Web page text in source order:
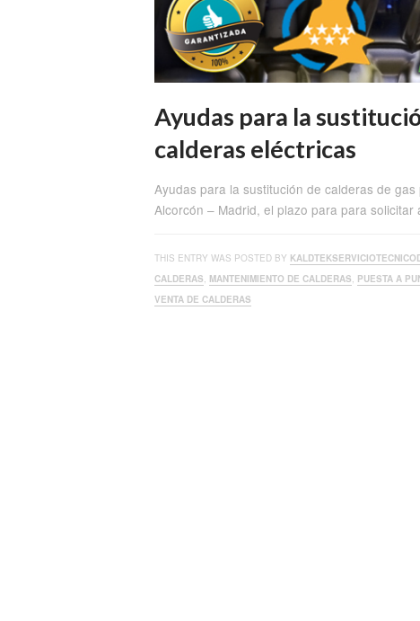
Ayudas para la
calderas eléctricas
Ayudas para la sustitución de calderas de
Alcorcón – Madrid, el plazo para para
THIS ENTRY WAS POSTED BY
CALDERAS, MANTENIMIENTO DE CALDERAS, PUESTA A
VENTA DE CALDERAS